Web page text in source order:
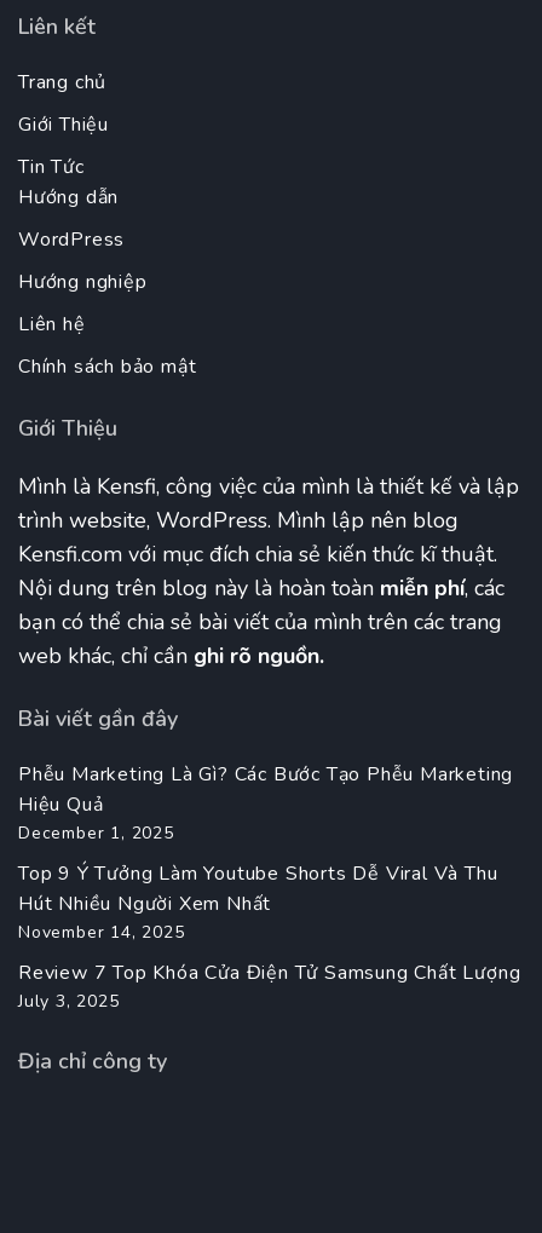
Liên kết
Trang chủ
Giới Thiệu
Tin Tức
Hướng dẫn
WordPress
Hướng nghiệp
Liên hệ
Chính sách bảo mật
Giới Thiệu
Mình là Kensfi, công việc của mình là thiết kế và lập
trình website, WordPress. Mình lập nên blog
Kensfi.com với mục đích chia sẻ kiến thức kĩ thuật.
Nội dung trên blog này là hoàn toàn miễn phí, các
bạn có thể chia sẻ bài viết của mình trên các trang
web khác, chỉ cần ghi rõ nguồn.
Bài viết gần đây
Phễu Marketing Là Gì? Các Bước Tạo Phễu Marketing
Hiệu Quả
December 1, 2025
Top 9 Ý Tưởng Làm Youtube Shorts Dễ Viral Và Thu
Hút Nhiều Người Xem Nhất
November 14, 2025
Review 7 Top Khóa Cửa Điện Tử Samsung Chất Lượng
July 3, 2025
Địa chỉ công ty